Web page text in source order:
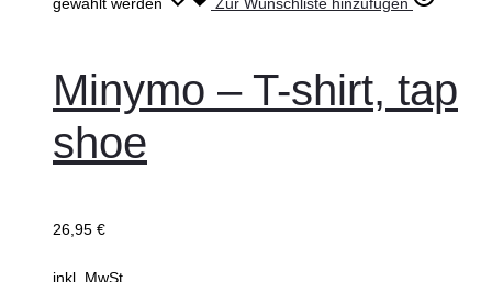
gewählt werden
Zur Wunschliste hinzufügen
Minymo – T-shirt, tap
shoe
26,95 €
inkl. MwSt.